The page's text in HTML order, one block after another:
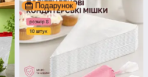
Подарунок